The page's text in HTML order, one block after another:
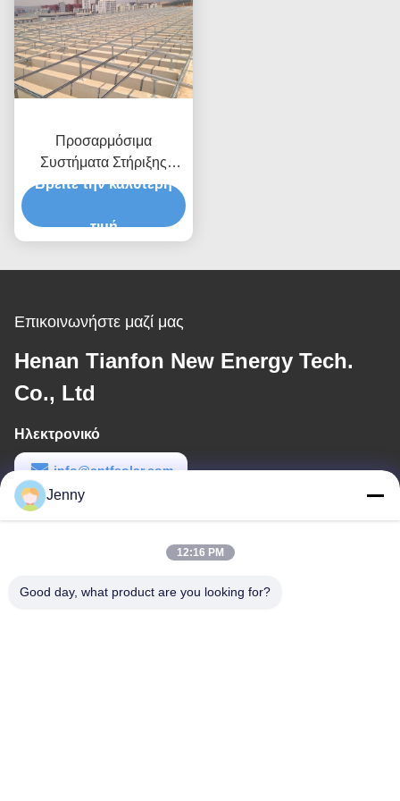
Προσαρμόσιμα
Συστήματα Στήριξης
Ηλιακών Πάνελ σε Στέγη
Αντοχή σε Πίεση Ανέμου
Αντιδιαβρωτικές
Γαλβανισμένες Λύσεις
Βρείτε την καλύτερη
τιμή
Επικοινωνήστε μαζί μας
Henan Tianfon New Energy Tech.
Co., Ltd
Ηλεκτρονικό
info@cntfsolar.com
Εργασιακό χρόνο
Jenny
12:16 PM
Good day, what product are you looking for?